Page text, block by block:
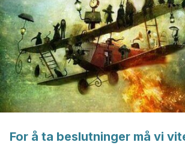
For å ta beslutninger må vi